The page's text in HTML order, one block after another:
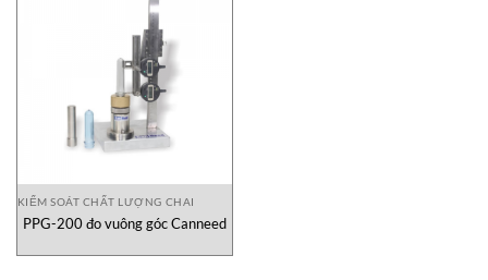
KIỂM SOÁT CHẤT LƯỢNG CHAI
PPG-200 đo vuông góc Canneed